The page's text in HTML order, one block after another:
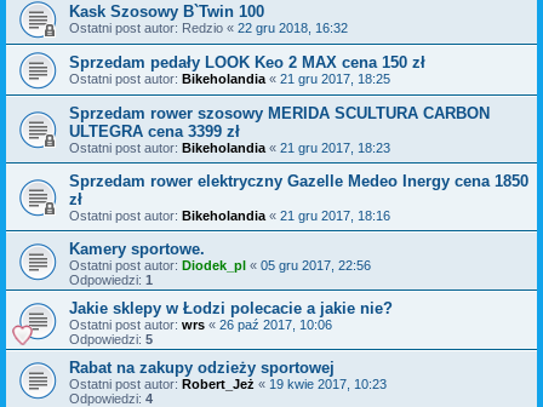
Kask Szosowy B`Twin 100
Ostatni post autor: Redzio « 22 gru 2018, 16:32
Sprzedam pedały LOOK Keo 2 MAX cena 150 zł
Ostatni post autor: Bikeholandia « 21 gru 2017, 18:25
Sprzedam rower szosowy MERIDA SCULTURA CARBON
ULTEGRA cena 3399 zł
Ostatni post autor: Bikeholandia « 21 gru 2017, 18:23
Sprzedam rower elektryczny Gazelle Medeo Inergy cena 1850
zł
Ostatni post autor: Bikeholandia « 21 gru 2017, 18:16
Kamery sportowe.
Ostatni post autor: Diodek_pl « 05 gru 2017, 22:56
Odpowiedzi: 1
Jakie sklepy w Łodzi polecacie a jakie nie?
Ostatni post autor: wrs « 26 paź 2017, 10:06
Odpowiedzi: 5
Rabat na zakupy odzieży sportowej
Ostatni post autor: Robert_Jeż « 19 kwie 2017, 10:23
Odpowiedzi: 4